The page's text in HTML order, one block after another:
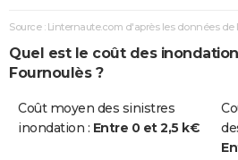
Source : Linternaute.com d'après les données de
Quel est le coût des
Fournoulès ?
Coût moyen des sinistres
inondation : Entre 0 et 2,5 k€